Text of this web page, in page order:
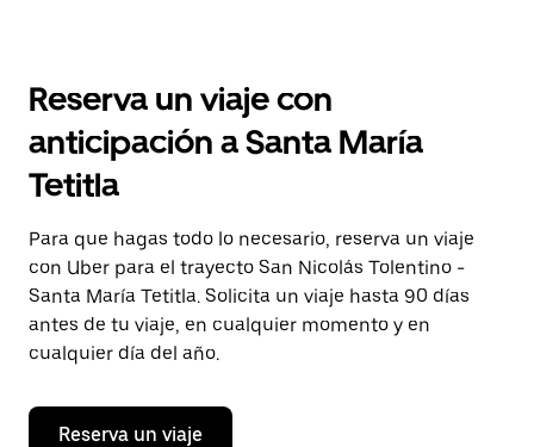
el
y
selecciona
una
Presiona
la
tecla Esc
para
cerrar
el
calendario.
Reserva un viaje con
anticipación a Santa María
Tetitla
Para que hagas todo lo necesario, reserva un viaje
con Uber para el trayecto San Nicolás Tolentino -
Santa María Tetitla. Solicita un viaje hasta 90 días
antes de tu viaje, en cualquier momento y en
cualquier día del año.
Reserva un viaje